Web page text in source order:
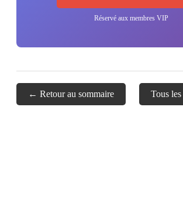
Réservé aux membres VIP
← Retour au sommaire Tous